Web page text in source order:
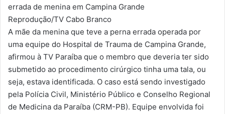
errada de menina em Campina Grande
Reprodução/TV Cabo Branco
A mãe da menina que teve a perna errada operada por
uma equipe do Hospital de Trauma de Campina Grande,
afirmou à TV Paraíba que o membro que deveria ter sido
submetido ao procedimento cirúrgico tinha uma tala, ou
seja, estava identificada. O caso está sendo investigado
pela Polícia Civil, Ministério Público e Conselho Regional
de Medicina da Paraíba (CRM-PB). Equipe envolvida foi